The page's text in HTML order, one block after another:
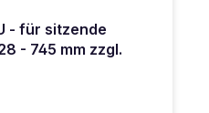
- für sitzende
- 745 mm zzgl.